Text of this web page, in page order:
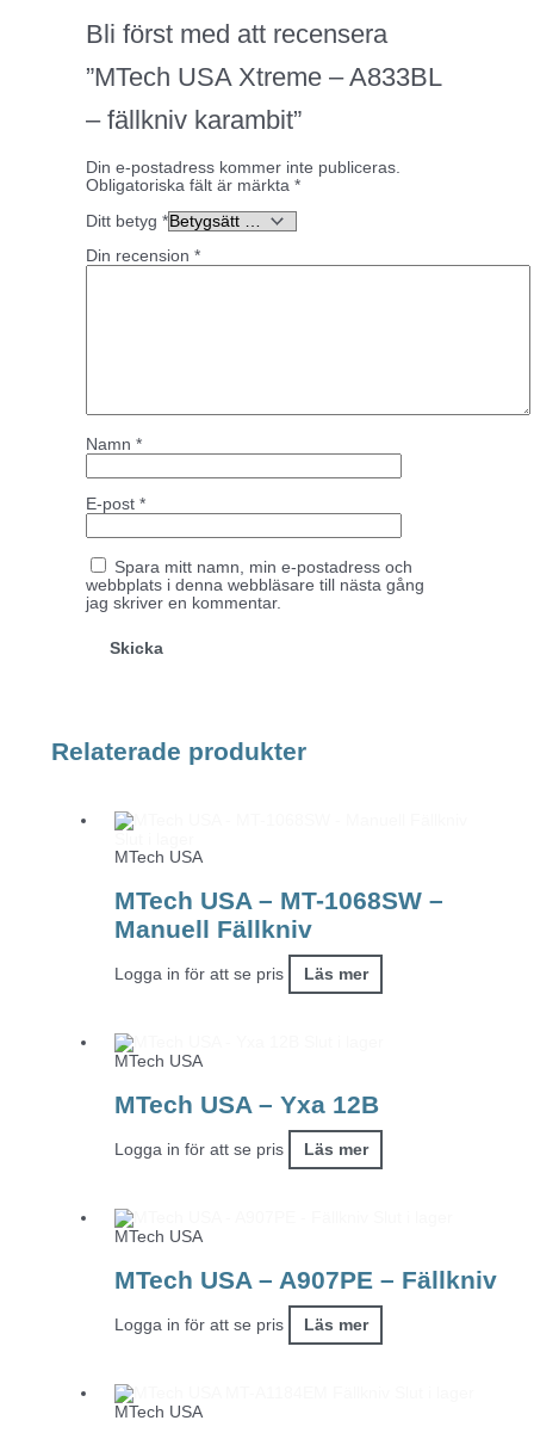
Bli först med att recensera
”MTech USA Xtreme – A833BL
– fällkniv karambit”
Din e-postadress kommer inte publiceras.
Obligatoriska fält är märkta *
Ditt betyg *
Din recension *
Namn *
E-post *
Spara mitt namn, min e-postadress och
webbplats i denna webbläsare till nästa gång
jag skriver en kommentar.
Relaterade produkter
MTech USA
MTech USA – MT-1068SW –
Manuell Fällkniv
Logga in för att se pris Läs mer
MTech USA
MTech USA – Yxa 12B
Logga in för att se pris Läs mer
MTech USA
MTech USA – A907PE – Fällkniv
Logga in för att se pris Läs mer
MTech USA